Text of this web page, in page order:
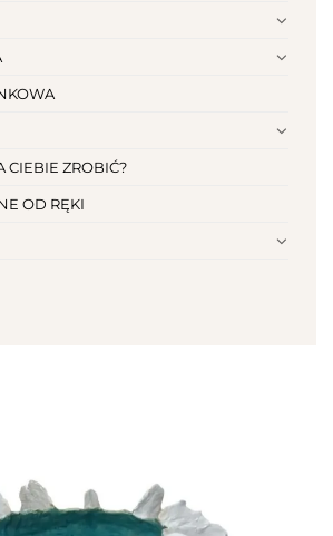
CIEBIE ZROBIĆ?
OD RĘKI